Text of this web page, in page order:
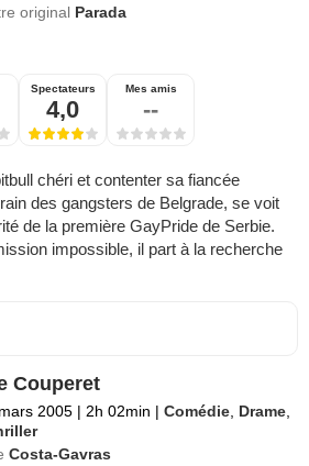
original Parada
Spectateurs
4,0
Mes amis
--
chéri et contenter sa fiancée
des gangsters de Belgrade, se voit
de la première GayPride de Serbie.
impossible, il part à la recherche
Couperet
2005 | 2h 02min | Comédie Drame
Costa-Gavras